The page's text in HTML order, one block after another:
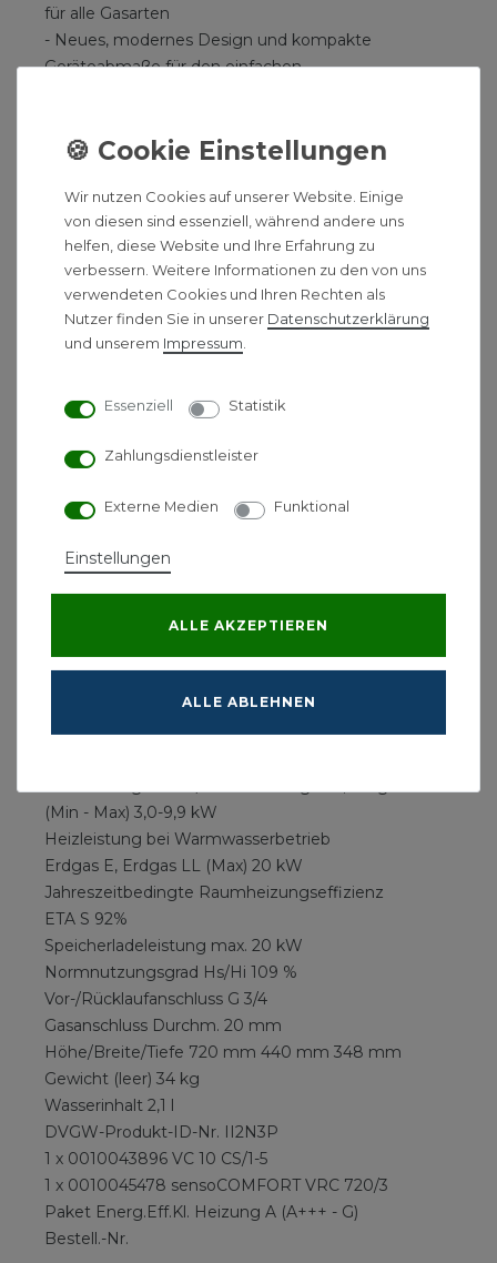
für alle Gasarten
- Neues, modernes Design und kompakte
Geräteabmaße für den einfachen
Bedienung über Touch-Elemente
Überwachung von internen
- Gerätefunktionen sowie zur Bedienung
des Einkreisreglers sensoDIRECT 710
- Komfortsicherungsprogramm für einen
zuverlässige Wärmeversorgung
Ausstattung:
- Hocheffizienz-Pumpe
Manometer, 10 Liter ADG, Sicherheitsventil,
- Integral-Kondensations-Wärmetauscher
- Regelung einer externen Heizkreis-/
Speicherladekreises integriert
- Vorrang-Umschaltventil
- eBUS-Schnittstelle
- Beleuchtetes Grafikdisplay mit
- Diagnoseschnittstelle integriert
Heizleistung bei 50/30 Grd.C Erdgas E, Erdgas LL
(Min - Max) 3,0-9,9 kW
Heizleistung bei Warmwasserbetrieb
Erdgas E, Erdgas LL (Max) 20 kW
Jahreszeitbedingte Raumheizungseffizienz
ETA S 92%
Speicherladeleistung max. 20 kW
Normnutzungsgrad Hs/Hi 109 %
Vor-/Rücklaufanschluss G 3/4
Gasanschluss Durchm. 20 mm
Höhe/Breite/Tiefe 720 mm 440 mm 348 mm
Gewicht (leer) 34 kg
Wasserinhalt 2,1 l
DVGW-Produkt-ID-Nr. II2N3P
1 x 0010043896 VC 10 CS/1-5
1 x 0010045478 sensoCOMFORT VRC 720/3
Paket Energ.Eff.Kl. Heizung A (A+++ - G)
Bestell.-Nr.
Wir nutzen Cookies auf unserer Website. Einige
von diesen sind essenziell, während andere uns
helfen, diese Website und Ihre Erfahrung zu
verbessern. Weitere Informationen zu den von uns
verwendeten Cookies und Ihren Rechten als
Nutzer finden Sie in unserer Daten­schutz­erklärung
und unserem Impressum
Essenziell Statistik
Zahlungsdienstleister
Externe Medien Funktional
Einstellungen
ALLE AKZEPTIEREN
ALLE ABLEHNEN